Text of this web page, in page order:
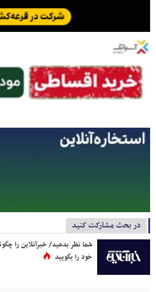
در بحث مشارکت کنید
شما نظر بدهید/ خبرآنلاین را
خود را بگویید